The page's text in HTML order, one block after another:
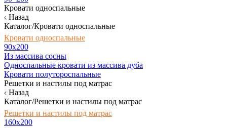
Кровати односпальные
Назад
Каталог/Кровати односпальные
Кровати односпальные
90х200
Из массива сосны
Односпальные кровати из массива дуба
Кровати полутороспальные
Решетки и настилы под матрас
Назад
Каталог/Решетки и настилы под матрас
Решетки и настилы под матрас
160х200